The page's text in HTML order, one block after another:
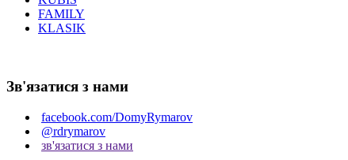
FAMILY
KLASIK
Зв'язатися з нами
facebook.com/DomyRymarov
@rdrymarov
зв'язатися з нами